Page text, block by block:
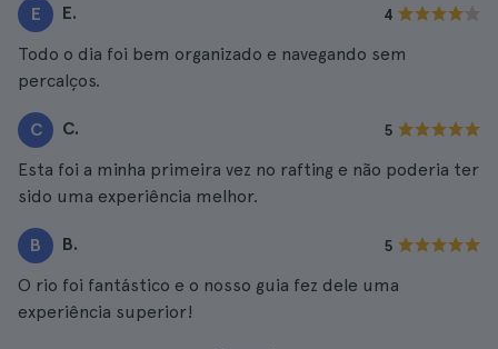
E E. 4
Todo o dia foi bem organizado e navegando sem
percalços.
C C. 5
Esta foi a minha primeira vez no rafting e não poderia ter
sido uma experiência melhor.
B B. 5
O rio foi fantástico e o nosso guia fez dele uma
experiência superior!